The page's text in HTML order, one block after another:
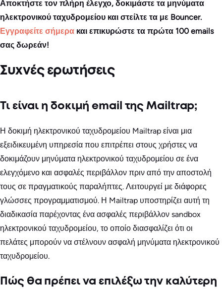
Αποκτήστε τον πλήρη έλεγχο, δοκιμάστε τα μηνύματα
ηλεκτρονικού ταχυδρομείου και στείλτε τα με Bouncer.
Εγγραφείτε σήμερα και επικυρώστε τα πρώτα 100 emails
σας δωρεάν!
Συχνές ερωτήσεις
Τι είναι η δοκιμή email της Mailtrap;
Η δοκιμή ηλεκτρονικού ταχυδρομείου Mailtrap είναι μια
εξειδικευμένη υπηρεσία που επιτρέπει στους χρήστες να
δοκιμάζουν μηνύματα ηλεκτρονικού ταχυδρομείου σε ένα
ελεγχόμενο και ασφαλές περιβάλλον πριν από την αποστολή
τους σε πραγματικούς παραλήπτες. Λειτουργεί με διάφορες
γλώσσες προγραμματισμού. Η Mailtrap υποστηρίζει αυτή τη
διαδικασία παρέχοντας ένα ασφαλές περιβάλλον sandbox
ηλεκτρονικού ταχυδρομείου, το οποίο διασφαλίζει ότι οι
πελάτες μπορούν να στέλνουν ασφαλή μηνύματα ηλεκτρονικού
ταχυδρομείου.
Πώς θα πρέπει να επιλέξω την καλύτερη